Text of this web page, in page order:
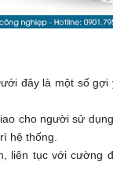
đây là một số
cho người sử
hệ thống.
liên tục với cường